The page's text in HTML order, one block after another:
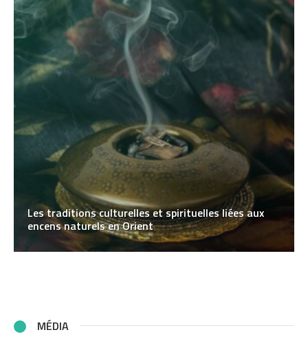
Les traditions culturelles et spirituelles liées aux
encens naturels en Orient
MÉDIA